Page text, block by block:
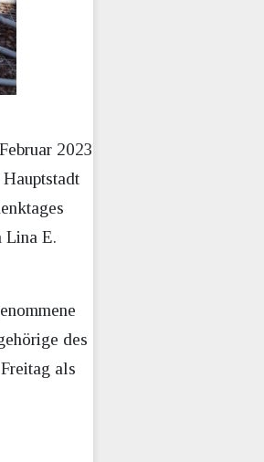
2023
Lina E.
des
als